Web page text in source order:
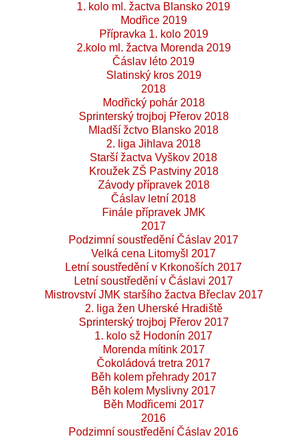
1. kolo ml. žactva Blansko 2019
Modřice 2019
Přípravka 1. kolo 2019
2.kolo ml. žactva Morenda 2019
Čáslav léto 2019
Slatinský kros 2019
2018
Modřický pohár 2018
Sprinterský trojboj Přerov 2018
Mladší žctvo Blansko 2018
2. liga Jihlava 2018
Starší žactva Vyškov 2018
Kroužek ZŠ Pastviny 2018
Závody přípravek 2018
Čáslav letní 2018
Finále přípravek JMK
2017
Podzimní soustředění Čáslav 2017
Velká cena Litomyšl 2017
Letní soustředění v Krkonoších 2017
Letní soustředění v Čáslavi 2017
Mistrovství JMK staršího žactva Břeclav 2017
2. liga žen Uherské Hradiště
Sprinterský trojboj Přerov 2017
1. kolo sž Hodonín 2017
Morenda mítink 2017
Čokoládová tretra 2017
Běh kolem přehrady 2017
Běh kolem Myslivny 2017
Běh Modřicemi 2017
2016
Podzimní soustředění Čáslav 2016